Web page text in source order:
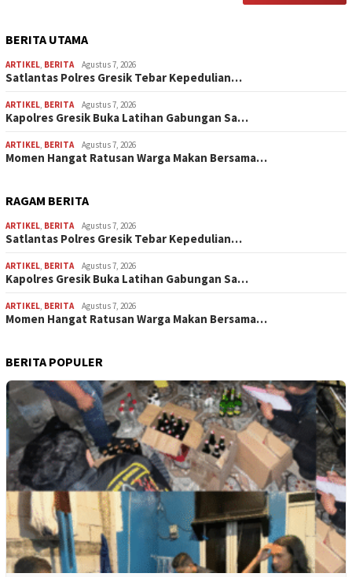
BERITA UTAMA
ARTIKEL BERITA Agustus 7, 2026
Satlantas Polres Gresik Tebar Kepedulian…
ARTIKEL BERITA Agustus 7, 2026
Kapolres Gresik Buka Latihan Gabungan Sa…
ARTIKEL BERITA Agustus 7, 2026
Momen Hangat Ratusan Warga Makan Bersama…
RAGAM BERITA
ARTIKEL BERITA Agustus 7, 2026
Satlantas Polres Gresik Tebar Kepedulian…
ARTIKEL BERITA Agustus 7, 2026
Kapolres Gresik Buka Latihan Gabungan Sa…
ARTIKEL BERITA Agustus 7, 2026
Momen Hangat Ratusan Warga Makan Bersama…
BERITA POPULER